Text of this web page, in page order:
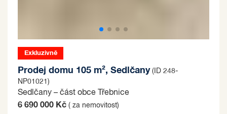
Exkluzivně
Prodej domu 105 m², Sedlčany (ID 248-
NP01021)
Sedlčany – část obce Třebnice
6 690 000 Kč ( za nemovitost)